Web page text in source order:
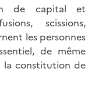
de capital et
scissions,
les personnes
de même
la constitution de